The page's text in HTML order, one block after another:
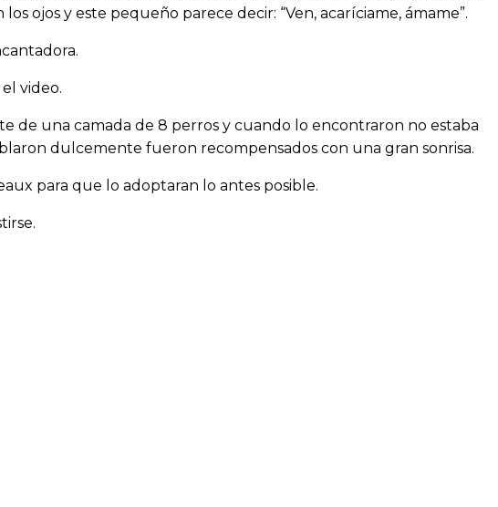
ojos y este pequeño parece decir: “Ven, acaríciame, ámame”.
video.
una camada de 8 perros y cuando lo encontraron no estaba
dulcemente fueron recompensados ​​con una gran sonrisa.
para que lo adoptaran lo antes posible.